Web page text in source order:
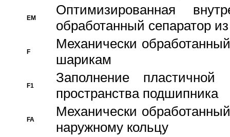
EM
Оптимизированная
обработанный сепаратор
F
Механически
шарикам
F1
Заполнение
пространства подшипника
FA
Механически
наружному кольцу